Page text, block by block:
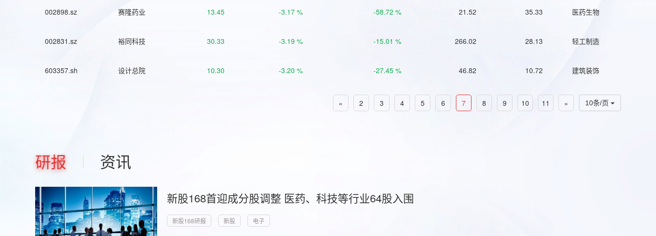
002898.sz 赛隆药业 13.45 -3.17 % -58.72 % 21.52 35.33 医药生物
002831.sz 裕同科技 30.33 -3.19 % -15.01 % 266.02 28.13 轻工制造
603357.sh 设计总院 10.30 -3.20 % -27.45 % 46.82 10.72 建筑装饰
10条/页
« 2 3 4 5 6 7 8 9 10 11 »
研报 资讯
新股168首迎成分股调整 医药、科技等行业64股入围
新股168研报 新股 电子